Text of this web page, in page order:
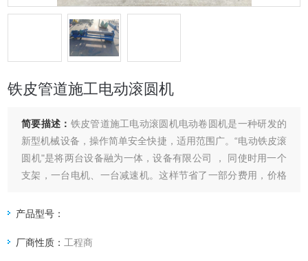
铁皮管道施工电动滚圆机
简要描述： 铁皮管道施工电动滚圆机电动卷圆机是一种研发的
新型机械设备，操作简单安全快捷，适用范围广。“电动铁皮滚
圆机"是将两台设备融为一体，设备有限公司 ， 同使时用一个
支架，一台电机、一台减速机。这样节省了一部分费用，价格
赞评！“电动铁皮 滚圆 机"是一种新型保温设备，所压铁皮厚度
产品型号：
厂商性质： 工程商